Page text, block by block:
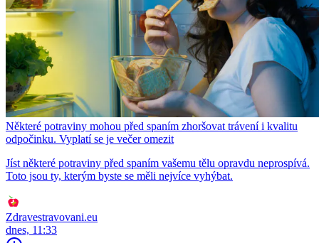
Některé potraviny mohou před spaním zhoršovat trávení i kvalitu
odpočinku. Vyplatí se je večer omezit
Jíst některé potraviny před spaním vašemu tělu opravdu neprospívá.
Toto jsou ty, kterým byste se měli nejvíce vyhýbat.
Zdravestravovani.eu
dnes, 11:33